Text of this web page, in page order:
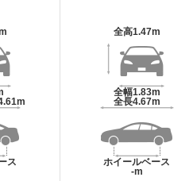
ス
全高1.47m
全幅1.83m
全長4.67m
ホイールベース
-m